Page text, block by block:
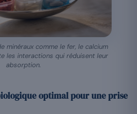
minéraux comme le fer, le calcium
les interactions qui réduisent leur
absorption.
optimal pour une prise